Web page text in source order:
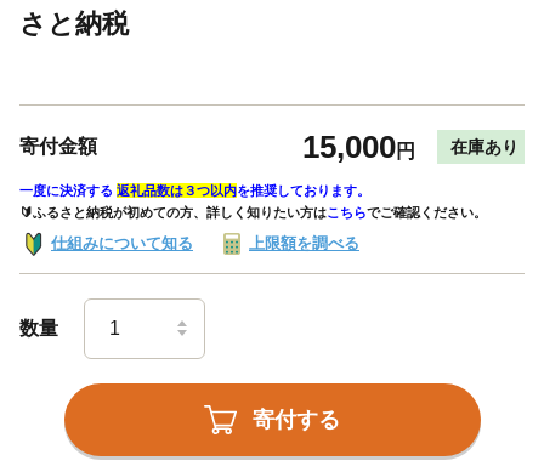
さと納税
寄付金額 15,000円 在庫あり
一度に決済する 返礼品数は３つ以内を推奨しております。
🔰ふるさと納税が初めての方、詳しく知りたい方はこちらでご確認ください。
仕組みについて知る 上限額を調べる
数量
寄付する